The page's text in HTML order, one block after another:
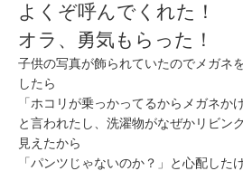
よくぞ呼んでくれた！
オラ、勇気もらった！
子供の写真が飾られていたのでメガネ
したら
「ホコリが乗っかってるからメガネか
と言われたし、洗濯物がなぜかリビン
見えたから
「パンツじゃないのか？」と心配した